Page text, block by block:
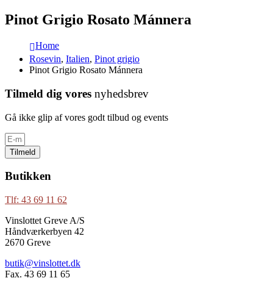
Pinot Grigio Rosato Mánnera
Home
Rosevin, Italien, Pinot grigio
Pinot Grigio Rosato Mánnera
Tilmeld dig vores nyhedsbrev
Gå ikke glip af vores godt tilbud og events
Tilmeld
Butikken
Tlf: 43 69 11 62
Vinslottet Greve A/S
Håndværkerbyen 42
2670 Greve
butik@vinslottet.dk
Fax. 43 69 11 65